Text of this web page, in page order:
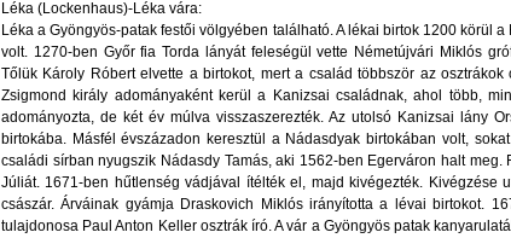
Léka (Lockenhaus)-Léka vára:
Léka a Gyöngyös-patak festői völgyében található. A lékai birtok 1200 körül
volt. 1270-ben Győr fia Torda lányát feleségül vette Németújvári Miklós
Tőlük Károly Róbert elvette a birtokot, mert a család többször az
Zsigmond király adományaként kerül a Kanizsai családnak, ahol több,
adományozta, de két év múlva visszaszerezték. Az utolsó Kanizsai lány
birtokába. Másfél évszázadon keresztül a Nádasdyak birtokában volt,
családi sírban nyugszik Nádasdy Tamás, aki 1562-ben Egerváron halt
Júliát. 1671-ben hűtlenség vádjával ítélték el, majd kivégezték. Kivégzése
császár. Árváinak gyámja Draskovich Miklós irányította a lévai birtokot.
tulajdonosa Paul Anton Keller osztrák író. A vár a Gyöngyös patak